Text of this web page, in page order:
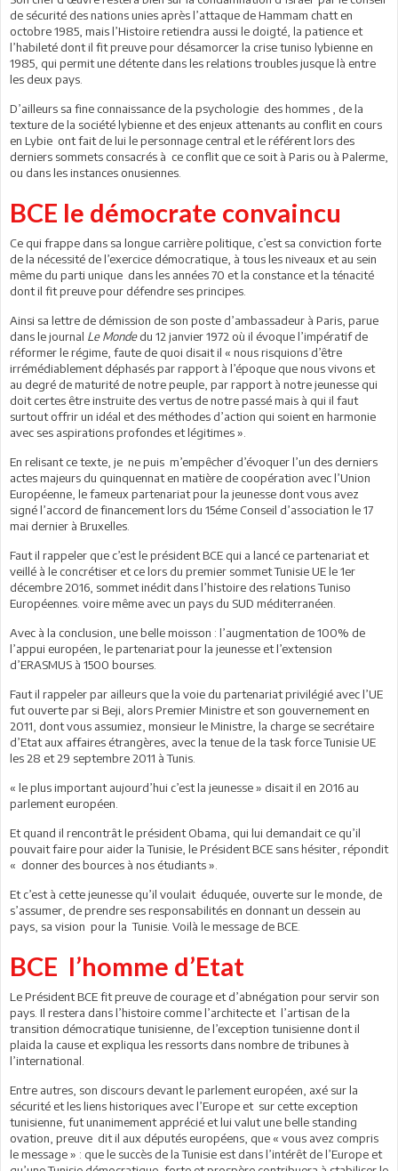
de sécurité des nations unies après l’attaque de Hammam chatt en
octobre 1985, mais l’Histoire retiendra aussi le doigté, la patience et
l’habileté dont il fit preuve pour désamorcer la crise tuniso lybienne en
1985, qui permit une détente dans les relations troubles jusque là entre
les deux pays.
D’ailleurs sa fine connaissance de la psychologie des hommes , de la
texture de la société lybienne et des enjeux attenants au conflit en cours
en Lybie ont fait de lui le personnage central et le référent lors des
derniers sommets consacrés à ce conflit que ce soit à Paris ou à Palerme,
ou dans les instances onusiennes.
BCE le démocrate convaincu
Ce qui frappe dans sa longue carrière politique, c’est sa conviction forte
de la nécessité de l’exercice démocratique, à tous les niveaux et au sein
même du parti unique dans les années 70 et la constance et la ténacité
dont il fit preuve pour défendre ses principes.
Ainsi sa lettre de démission de son poste d’ambassadeur à Paris, parue
dans le journal Le Mondedu 12 janvier 1972 où il évoque l’impératif de
réformer le régime, faute de quoi disait il « nous risquions d’être
irrémédiablement déphasés par rapport à l’époque que nous vivons et
au degré de maturité de notre peuple, par rapport à notre jeunesse qui
doit certes être instruite des vertus de notre passé mais à qui il faut
surtout offrir un idéal et des méthodes d’action qui soient en harmonie
avec ses aspirations profondes et légitimes ».
En relisant ce texte, je ne puis m’empêcher d’évoquer l’un des derniers
actes majeurs du quinquennat en matière de coopération avec l’Union
Européenne, le fameux partenariat pour la jeunesse dont vous avez
signé l’accord de financement lors du 15éme Conseil d’association le 17
mai dernier à Bruxelles.
Faut il rappeler que c’est le président BCE qui a lancé ce partenariat et
veillé à le concrétiser et ce lors du premier sommet Tunisie UE le 1er
décembre 2016, sommet inédit dans l’histoire des relations Tuniso
Européennes. voire même avec un pays du SUD méditerranéen.
Avec à la conclusion, une belle moisson : l’augmentation de 100% de
l’appui européen, le partenariat pour la jeunesse et l’extension
d’ERASMUS à 1500 bourses.
Faut il rappeler par ailleurs que la voie du partenariat privilégié avec l’UE
fut ouverte par si Beji, alors Premier Ministre et son gouvernement en
2011, dont vous assumiez, monsieur le Ministre, la charge se secrétaire
d’Etat aux affaires étrangères, avec la tenue de la task force Tunisie UE
les 28 et 29 septembre 2011 à Tunis.
« le plus important aujourd’hui c’est la jeunesse » disait il en 2016 au
parlement européen.
Et quand il rencontrât le président Obama, qui lui demandait ce qu’il
pouvait faire pour aider la Tunisie, le Président BCE sans hésiter, répondit
« donner des bources à nos étudiants ».
Et c’est à cette jeunesse qu’il voulait éduquée, ouverte sur le monde, de
s’assumer, de prendre ses responsabilités en donnant un dessein au
pays, sa vision pour la Tunisie. Voilà le message de BCE.
BCE l’homme d’Etat
Le Président BCE fit preuve de courage et d’abnégation pour servir son
pays. Il restera dans l’histoire comme l’architecte et l’artisan de la
transition démocratique tunisienne, de l’exception tunisienne dont il
plaida la cause et expliqua les ressorts dans nombre de tribunes à
l’international.
Entre autres, son discours devant le parlement européen, axé sur la
sécurité et les liens historiques avec l’Europe et sur cette exception
tunisienne, fut unanimement apprécié et lui valut une belle standing
ovation, preuve dit il aux députés européens, que « vous avez compris
le message » : que le succès de la Tunisie est dans l’intérêt de l’Europe et